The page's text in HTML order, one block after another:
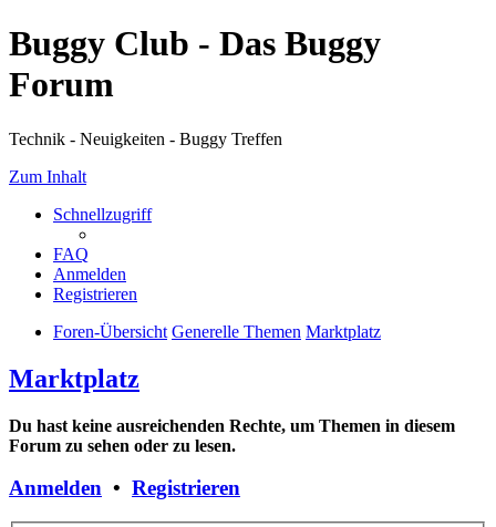
Buggy Club - Das Buggy
Forum
Technik - Neuigkeiten - Buggy Treffen
Zum Inhalt
Schnellzugriff
FAQ
Anmelden
Registrieren
Foren-Übersicht Generelle Themen Marktplatz
Marktplatz
Du hast keine ausreichenden Rechte, um Themen in diesem
Forum zu sehen oder zu lesen.
Anmelden • Registrieren